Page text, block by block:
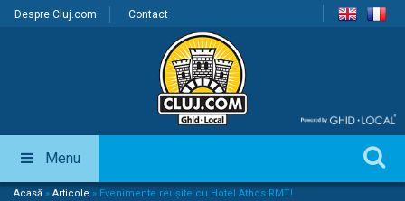
Despre Cluj.com Contact
Menu
Acasă » Articole » Evenimente reușite cu Hotel Athos RMT!